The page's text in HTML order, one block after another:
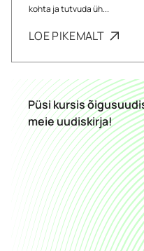
kohta ja tutvuda üh...
LOE PIKEMALT
Püsi kursis
meie uudiskirja!